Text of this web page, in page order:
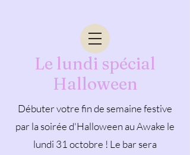
Le lundi spécial
Halloween
Débuter votre fin de semaine festive
par la soirée d'Halloween au Awake le
lundi 31 octobre ! Le bar sera